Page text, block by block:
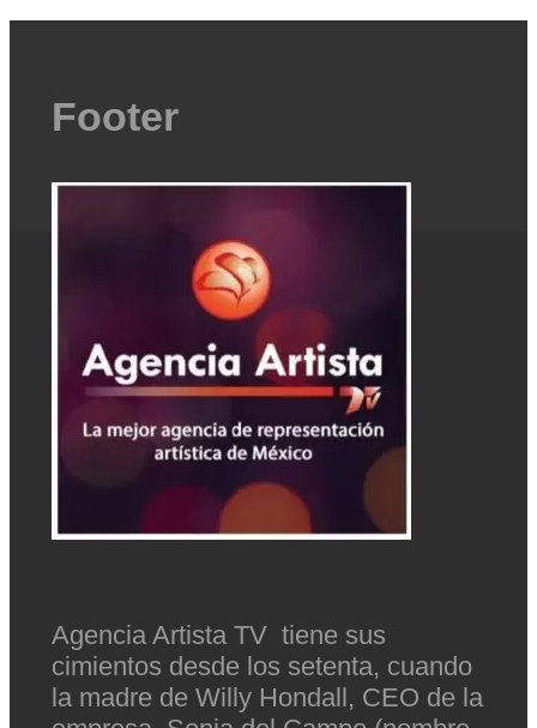
Footer
Agencia Artista TV tiene sus
cimientos desde los setenta, cuando
la madre de Willy Hondall, CEO de la